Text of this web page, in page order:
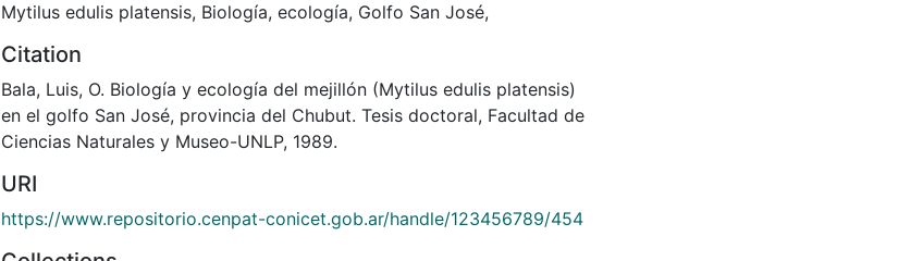
Mytilus edulis platensis, Biología, ecología, Golfo San José,
Citation
Bala, Luis, O. Biología y ecología del mejillón (Mytilus edulis platensis)
en el golfo San José, provincia del Chubut. Tesis doctoral, Facultad de
Ciencias Naturales y Museo-UNLP, 1989.
URI
https://www.repositorio.cenpat-conicet.gob.ar/handle/123456789/454